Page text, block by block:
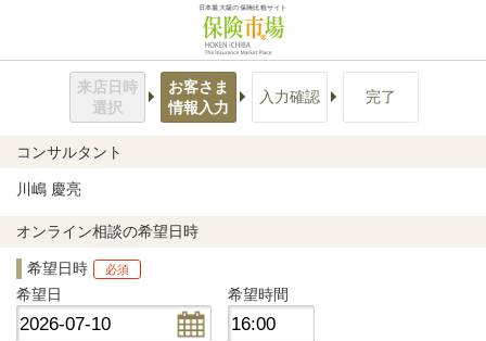
日本最大級の保険比較サイト
来店日時
選択
お客さま
情報入力
入力確認 完了
コンサルタント
川嶋 慶亮
オンライン相談の希望日時
希望日時 必須
希望日 希望時間